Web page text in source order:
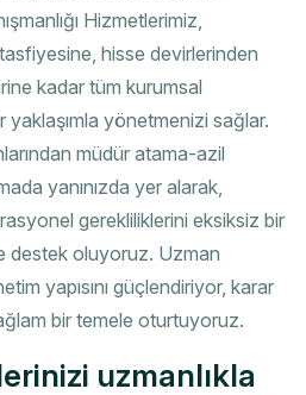
Hizmetlerimiz,
hisse devirlerinden
kadar tüm kurumsal
yönetmenizi sağlar.
müdür atama-azil
yanınızda yer alarak,
gerekliliklerini eksiksiz bir
destek oluyoruz. Uzman
yapısını güçlendiriyor, karar
bir temele oturtuyoruz.
uzmanlıkla